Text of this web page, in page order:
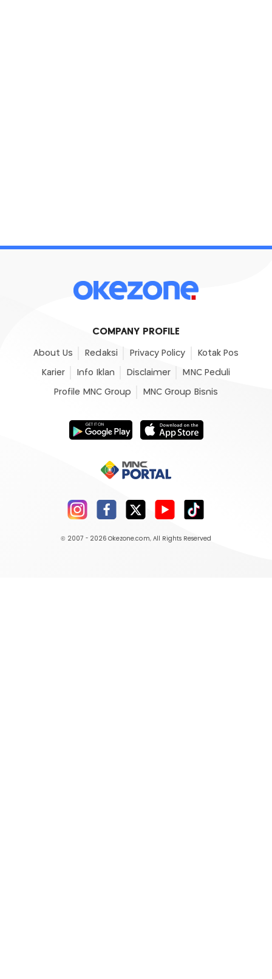
COMPANY PROFILE
About Us Redaksi Privacy Policy Kotak Pos
Karier Info Iklan Disclaimer MNC Peduli
Profile MNC Group MNC Group Bisnis
© 2007 - 2026 Okezone.com, All Rights Reserved